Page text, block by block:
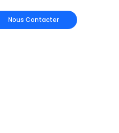
Nous Contacter